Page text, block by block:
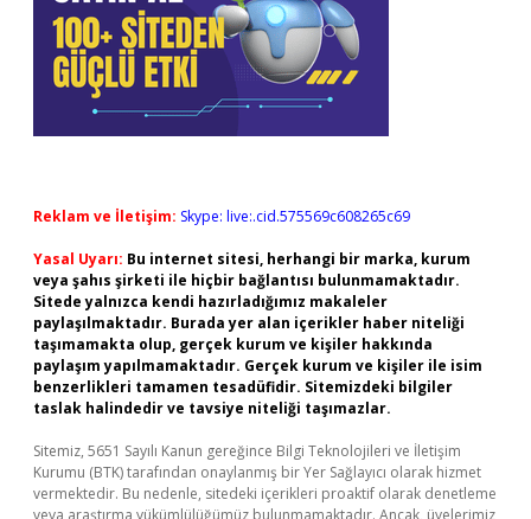
Reklam ve İletişim: Skype: live:.cid.575569c608265c69
Yasal Uyarı: Bu internet sitesi, herhangi bir marka, kurum
veya şahıs şirketi ile hiçbir bağlantısı bulunmamaktadır.
Sitede yalnızca kendi hazırladığımız makaleler
paylaşılmaktadır. Burada yer alan içerikler haber niteliği
taşımamakta olup, gerçek kurum ve kişiler hakkında
paylaşım yapılmamaktadır. Gerçek kurum ve kişiler ile isim
benzerlikleri tamamen tesadüfidir. Sitemizdeki bilgiler
taslak halindedir ve tavsiye niteliği taşımazlar.
Sitemiz, 5651 Sayılı Kanun gereğince Bilgi Teknolojileri ve İletişim
Kurumu (BTK) tarafından onaylanmış bir Yer Sağlayıcı olarak hizmet
vermektedir. Bu nedenle, sitedeki içerikleri proaktif olarak denetleme
veya araştırma yükümlülüğümüz bulunmamaktadır. Ancak, üyelerimiz